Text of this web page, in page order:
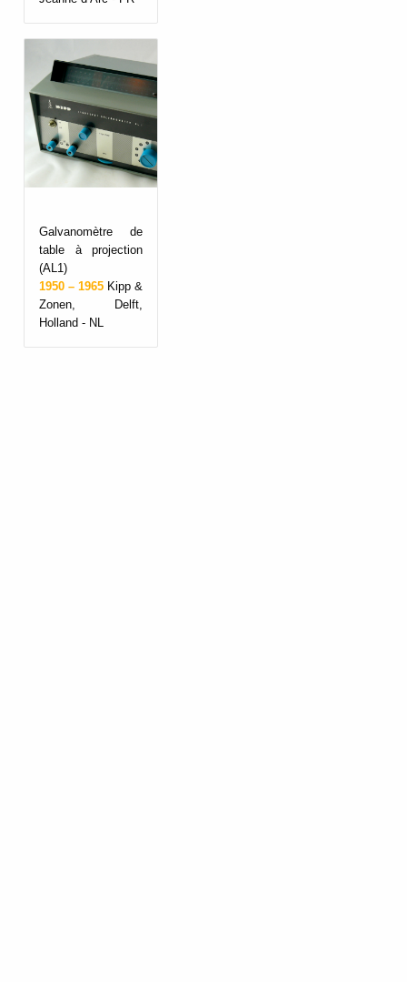
Galvanomètre de
table à projection
(AL1)
1950 – 1965 Kipp &
Zonen, Delft,
Holland - NL